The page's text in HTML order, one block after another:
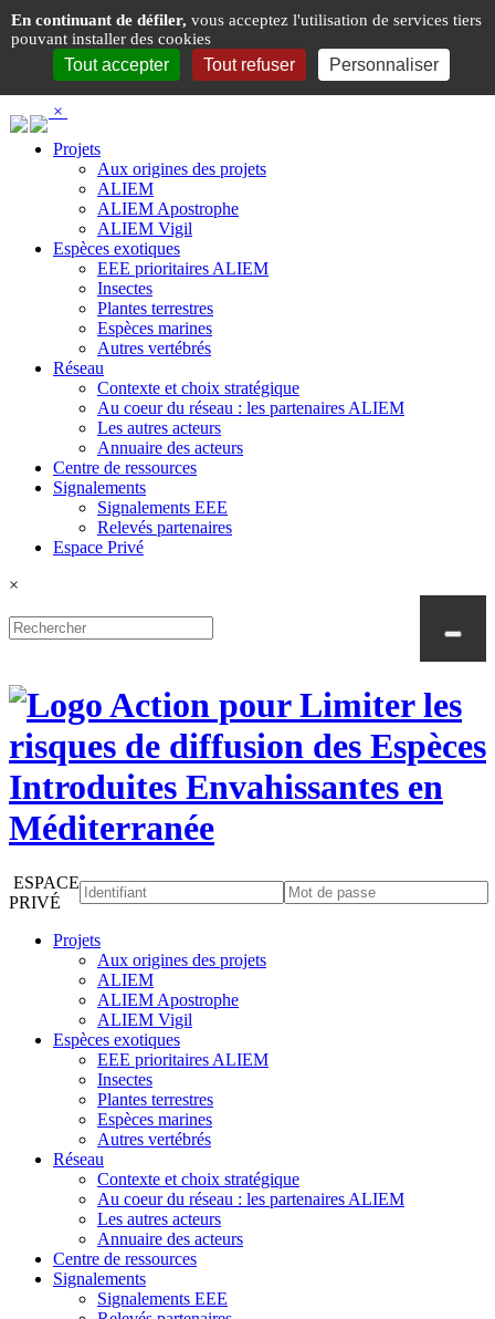
×
Projets
Aux origines des projets
ALIEM
ALIEM Apostrophe
ALIEM Vigil
Espèces exotiques
EEE prioritaires ALIEM
Insectes
Plantes terrestres
Espèces marines
Autres vertébrés
Réseau
Contexte et choix stratégique
Au coeur du réseau : les partenaires ALIEM
Les autres acteurs
Annuaire des acteurs
Centre de ressources
Signalements
Signalements EEE
Relevés partenaires
Espace Privé
×
ESPACE
PRIVÉ
Projets
Aux origines des projets
ALIEM
ALIEM Apostrophe
ALIEM Vigil
Espèces exotiques
EEE prioritaires ALIEM
Insectes
Plantes terrestres
Espèces marines
Autres vertébrés
Réseau
Contexte et choix stratégique
Au coeur du réseau : les partenaires ALIEM
Les autres acteurs
Annuaire des acteurs
Centre de ressources
Signalements
Signalements EEE
Panneau de gestion des cookies
En continuant de défiler, vous acceptez l'utilisation de services tiers
pouvant installer des cookies
Tout accepter Tout refuser Personnaliser